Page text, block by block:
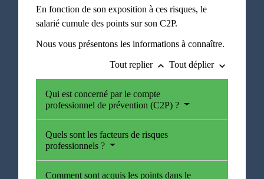
En fonction de son exposition à ces risques, le
salarié cumule des points sur son C2P.
Nous vous présentons les informations à connaître.
Tout replier keyboard_arrow_up Tout déplier keyboard_arrow_down
Qui est concerné par le compte
professionnel de prévention (C2P) ?
Quels sont les facteurs de risques
professionnels ?
Comment sont acquis les points dans le